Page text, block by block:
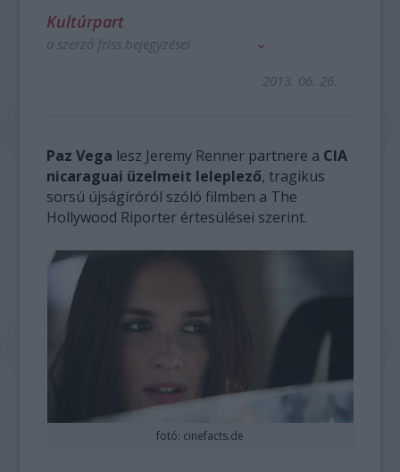
Kultúrpart
a szerző friss bejegyzései
2013. 06. 26.
Paz Vega lesz Jeremy Renner partnere a CIA
nicaraguai üzelmeit leleplező, tragikus
sorsú újságíróról szóló filmben a The
Hollywood Riporter értesülései szerint.
fotó: cinefacts.de